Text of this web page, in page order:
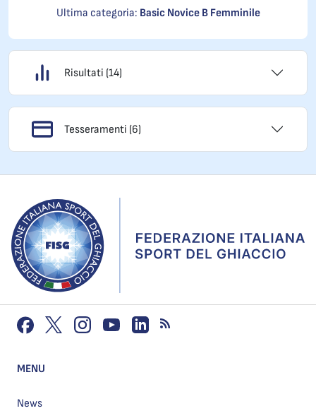
Ultima categoria: Basic Novice B Femminile
Risultati (14)
Tesseramenti (6)
MENU
News